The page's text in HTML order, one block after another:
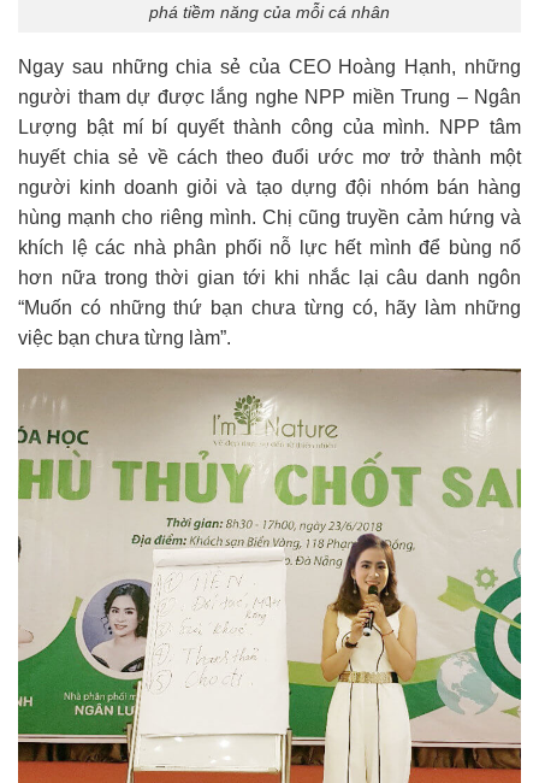
phá tiềm năng của mỗi cá nhân
Ngay sau những chia sẻ của CEO Hoàng Hạnh, những
người tham dự được lắng nghe NPP miền Trung – Ngân
Lượng bật mí bí quyết thành công của mình. NPP tâm
huyết chia sẻ về cách theo đuổi ước mơ trở thành một
người kinh doanh giỏi và tạo dựng đội nhóm bán hàng
hùng mạnh cho riêng mình. Chị cũng truyền cảm hứng và
khích lệ các nhà phân phối nỗ lực hết mình để bùng nổ
hơn nữa trong thời gian tới khi nhắc lại câu danh ngôn
“Muốn có những thứ bạn chưa từng có, hãy làm những
việc bạn chưa từng làm”.